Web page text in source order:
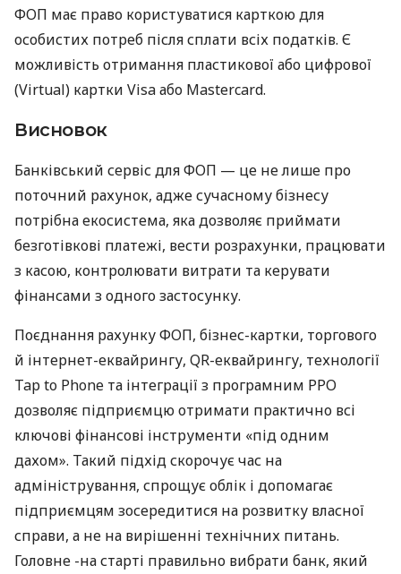
ФОП має право користуватися карткою для
особистих потреб після сплати всіх податків. Є
можливість отримання пластикової або цифрової
(Virtual) картки Visa або Mastercard.
Висновок
Банківський сервіс для ФОП — це не лише про
поточний рахунок, адже сучасному бізнесу
потрібна екосистема, яка дозволяє приймати
безготівкові платежі, вести розрахунки, працювати
з касою, контролювати витрати та керувати
фінансами з одного застосунку.
Поєднання рахунку ФОП, бізнес-картки, торгового
й інтернет-еквайрингу, QR-еквайрингу, технології
Tap to Phone та інтеграції з програмним РРО
дозволяє підприємцю отримати практично всі
ключові фінансові інструменти «під одним
дахом». Такий підхід скорочує час на
адміністрування, спрощує облік і допомагає
підприємцям зосередитися на розвитку власної
справи, а не на вирішенні технічних питань.
Головне -на старті правильно вибрати банк, який